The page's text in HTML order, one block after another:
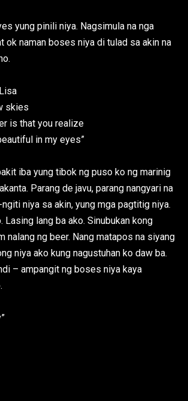
yung pinili niya. Nagsimula na nga
ok naman boses niya di tulad sa akin na
skies
is that you realize
in my eyes”
iba yung tibok ng puso ko ng marinig
Parang de javu, parang nangyari na
niya sa akin, yung mga pagtitig niya.
Lasing lang ba ako. Sinubukan kong
nalang ng beer. Nang matapos na siyang
niya ako kung nagustuhan ko daw ba.
– ampangit ng boses niya kaya